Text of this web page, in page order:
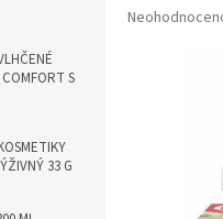
S
33 G
Průměrné